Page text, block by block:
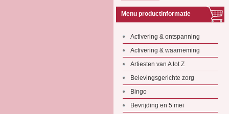
Menu productinformatie
Activering & ontspanning
Activering & waarneming
Artiesten van A tot Z
Belevingsgerichte zorg
Bingo
Bevrijding en 5 mei